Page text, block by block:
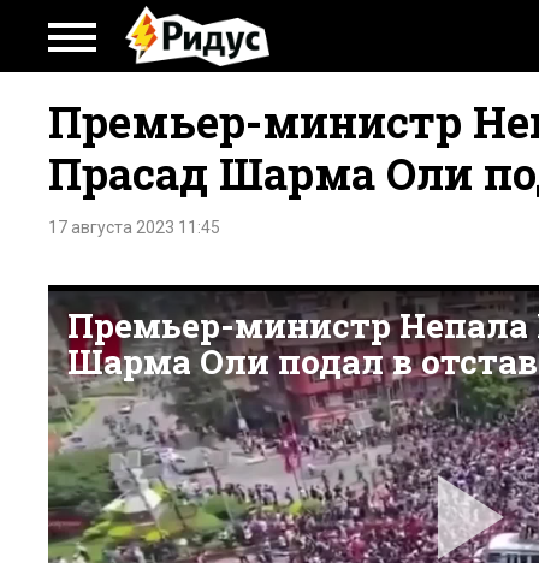
Премьер-министр
Прасад Шарма Оли
17 августа 2023 11:45